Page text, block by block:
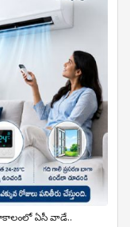
ఏసీ వాడే..